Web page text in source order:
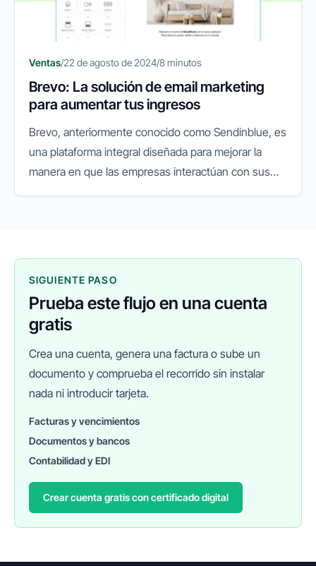
Ventas/22 de agosto de 2024/8 minutos
Brevo: La solución de email marketing
para aumentar tus ingresos
Brevo, anteriormente conocido como Sendinblue, es
una plataforma integral diseñada para mejorar la
manera en que las empresas interactúan con sus
SIGUIENTE PASO
Prueba este flujo en una cuenta
gratis
Crea una cuenta, genera una factura o sube un
documento y comprueba el recorrido sin instalar
nada ni introducir tarjeta.
Facturas y vencimientos
Documentos y bancos
Contabilidad y EDI
Crear cuenta gratis con certificado digital
FINANEDI
Hablemos ahora
Pedir información sobre FinanEDI